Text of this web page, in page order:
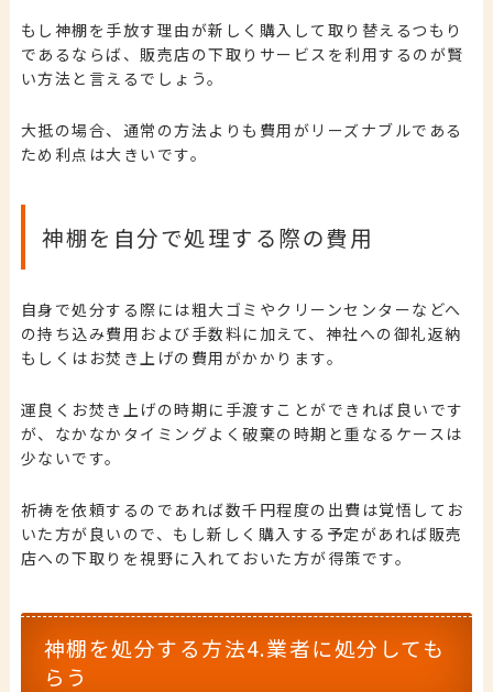
もし神棚を手放す理由が新しく購入して取り替えるつもり
であるならば、販売店の下取りサービスを利用するのが賢
い方法と言えるでしょう。
大抵の場合、通常の方法よりも費用がリーズナブルである
ため利点は大きいです。
神棚を自分で処理する際の費用
自身で処分する際には粗大ゴミやクリーンセンターなどへ
の持ち込み費用および手数料に加えて、神社への御礼返納
もしくはお焚き上げの費用がかかります。
運良くお焚き上げの時期に手渡すことができれば良いです
が、なかなかタイミングよく破棄の時期と重なるケースは
少ないです。
祈祷を依頼するのであれば数千円程度の出費は覚悟してお
いた方が良いので、もし新しく購入する予定があれば販売
店への下取りを視野に入れておいた方が得策です。
神棚を処分する方法4.業者に処分しても
らう